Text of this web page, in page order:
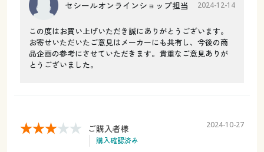
セシールオンラインショップ担当 2024-12-14
この度はお買い上げいただき誠にありがとうございます。
お寄せいただいたご意見はメーカーにも共有し、今後の商
品企画の参考にさせていただきます。貴重なご意見ありが
とうございました。
ご購入者様
購入確認済み
2024-10-27